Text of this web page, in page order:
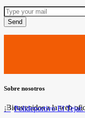
Send
Sobre nosotros
¡Bienvenidos a la web
Polideportivo El